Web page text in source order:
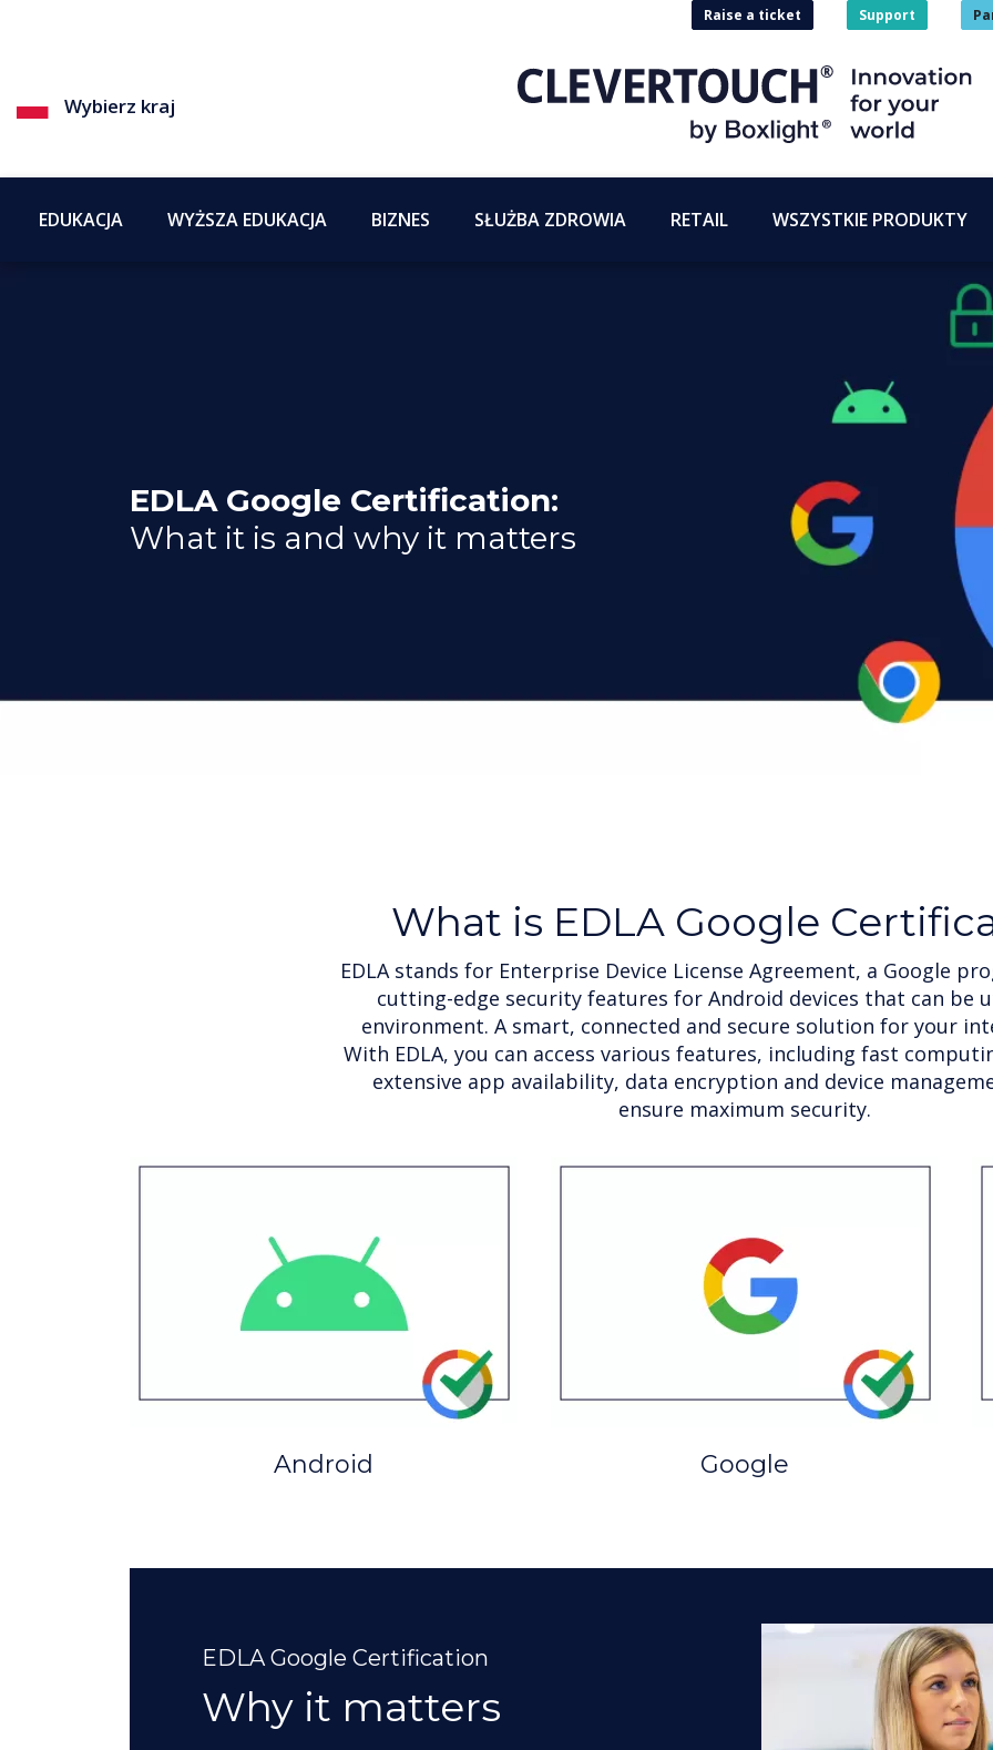
Wybierz kraj
Raise a ticket Support
EDUKACJA WYŻSZA EDUKACJA BIZNES SŁUŻBA ZDROWIA RETAIL WSZYSTKIE PRODUKTY
EDLA Google Certification:
What it is and why it matters
What is EDLA Google
EDLA stands for Enterprise Device License Agreement, a Google
cutting-edge security features for Android devices that can be
environment. A smart, connected and secure solution for your
With EDLA, you can access various features, including fast
extensive app availability, data encryption and device
ensure maximum security.
Android Google
EDLA Google Certification
Why it matters